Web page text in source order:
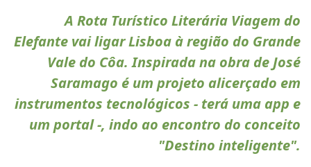
A Rota Turístico Literária Viagem do
Elefante vai ligar Lisboa à região do Grande
Vale do Côa. Inspirada na obra de José
Saramago é um projeto alicerçado em
instrumentos tecnológicos - terá uma app e
um portal -, indo ao encontro do conceito
"Destino inteligente".